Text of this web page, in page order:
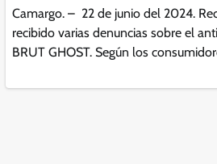
Camargo. – 22 de junio del 2024.
recibido varias denuncias sobre el
BRUT GHOST. Según los